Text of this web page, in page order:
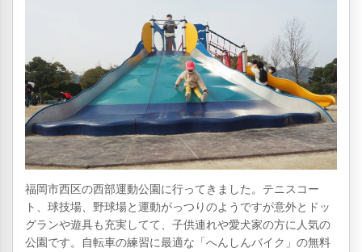
福岡市西区の西部運動公園に行ってきました。テニスコー
ト、球技場、野球場と運動がっつりのようですが意外とドッ
グランや遊具も充実してて、子供連れや愛犬家の方に人気の
公園です。自転車の練習に最適な「へんしんバイク」の無料